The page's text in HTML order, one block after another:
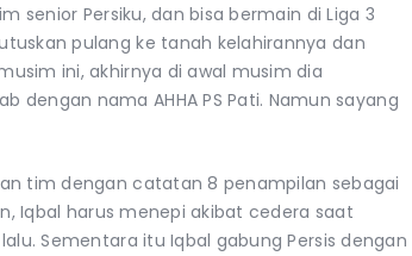
senior Persiku, dan bisa bermain di Liga 3
pulang ke tanah kelahirannya dan
ini, akhirnya di awal musim dia
dengan nama AHHA PS Pati. Namun sayang
tim dengan catatan 8 penampilan sebagai
Iqbal harus menepi akibat cedera saat
Sementara itu Iqbal gabung Persis dengan